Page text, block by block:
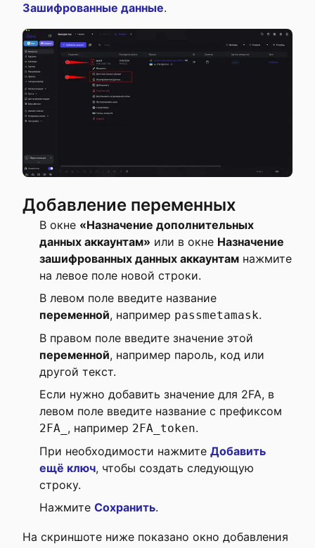
Зашифрованные данные.
Добавление переменных
В окне «Назначение дополнительных
данных аккаунтам» или в окне Назначение
зашифрованных данных аккаунтам нажмите
на левое поле новой строки.
В левом поле введите название
переменной, например passmetamask.
В правом поле введите значение этой
переменной, например пароль, код или
другой текст.
Если нужно добавить значение для 2FA, в
левом поле введите название с префиксом
2FA_ , например 2FA_token.
При необходимости нажмите Добавить
ещё ключ, чтобы создать следующую
строку.
Нажмите Сохранить.
На скриншоте ниже показано окно добавления